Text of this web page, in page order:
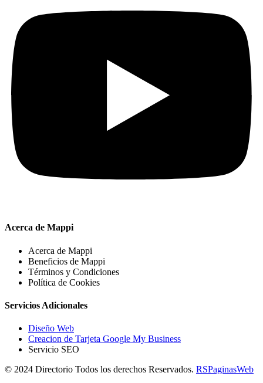
Acerca de Mappi
Acerca de Mappi
Beneficios de Mappi
Términos y Condiciones
Política de Cookies
Servicios Adicionales
Diseño Web
Creacion de Tarjeta Google My Business
Servicio SEO
© 2024 Directorio Todos los derechos Reservados. RSPaginasWeb